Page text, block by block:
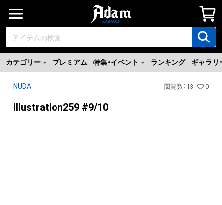
カテゴリー プレミアム 特集・イベント ランキング ギャラリ
NUDA 閲覧数 ： 13 0
illustration259 #9/10